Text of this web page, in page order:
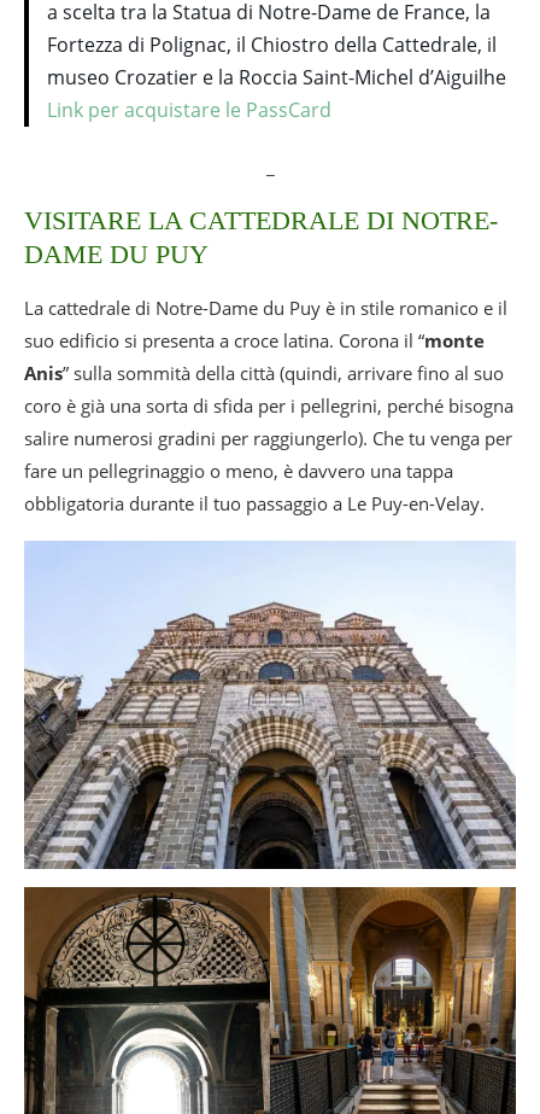
a scelta tra la Statua di Notre-Dame de France, la
Fortezza di Polignac, il Chiostro della Cattedrale, il
museo Crozatier e la Roccia Saint-Michel d’Aiguilhe
Link per acquistare le PassCard
VISITARE LA CATTEDRALE DI NOTRE-
DAME DU PUY
La cattedrale di Notre-Dame du Puy è in stile romanico e il
suo edificio si presenta a croce latina. Corona il “monte
Anis” sulla sommità della città (quindi, arrivare fino al suo
coro è già una sorta di sfida per i pellegrini, perché bisogna
salire numerosi gradini per raggiungerlo). Che tu venga per
fare un pellegrinaggio o meno, è davvero una tappa
obbligatoria durante il tuo passaggio a Le Puy-en-Velay.